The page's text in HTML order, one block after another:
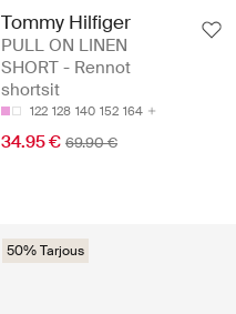
Tommy Hilfiger
PULL ON LINEN
SHORT - Rennot
shortsit
122 128 140 152 164
34.95 € 69.90 €
50% Tarjous